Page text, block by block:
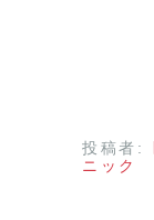
投稿者:
ニック